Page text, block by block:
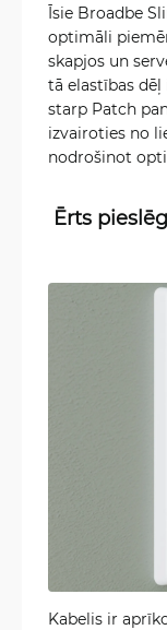
Īsie Broadbe
optimāli
skapjos un
tā elastības
starp Patch
izvairoties no
nodrošinot
Ērts
Kabelis ir